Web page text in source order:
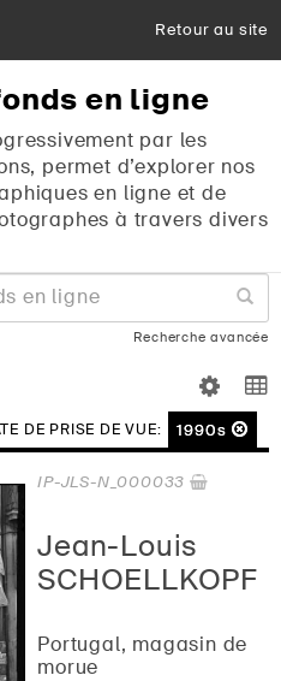
Retour au site
en ligne
par les
permet d’explorer nos
en ligne et de
à travers divers
Recherche avancée
DE PRISE DE VUE: 1990s
Jean-Louis
SCHOELLKOPF
Portugal, magasin de
morue
IP-JLS-N_000033